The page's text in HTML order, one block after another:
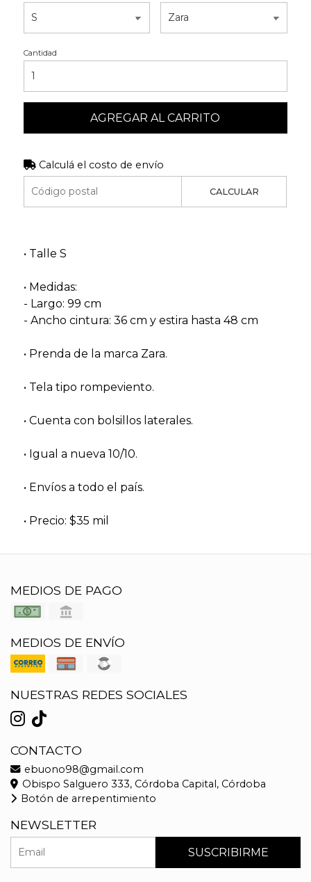
Cantidad
AGREGAR AL CARRITO
Calculá el costo de envío
CALCULAR
• Talle S
• Medidas:
- Largo: 99 cm
- Ancho cintura: 36 cm y estira hasta 48 cm
• Prenda de la marca Zara.
• Tela tipo rompeviento.
• Cuenta con bolsillos laterales.
• Igual a nueva 10/10.
• Envíos a todo el país.
• Precio: $35 mil
MEDIOS DE PAGO
MEDIOS DE ENVÍO
NUESTRAS REDES SOCIALES
CONTACTO
ebuono98@gmail.com
Obispo Salguero 333, Córdoba Capital, Córdoba
Botón de arrepentimiento
NEWSLETTER
SUSCRIBIRME